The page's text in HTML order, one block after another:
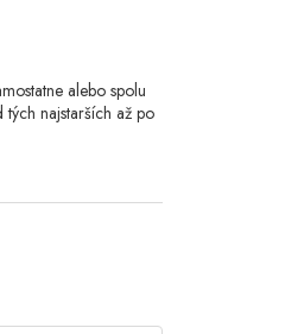
alebo spolu
najstarších až po